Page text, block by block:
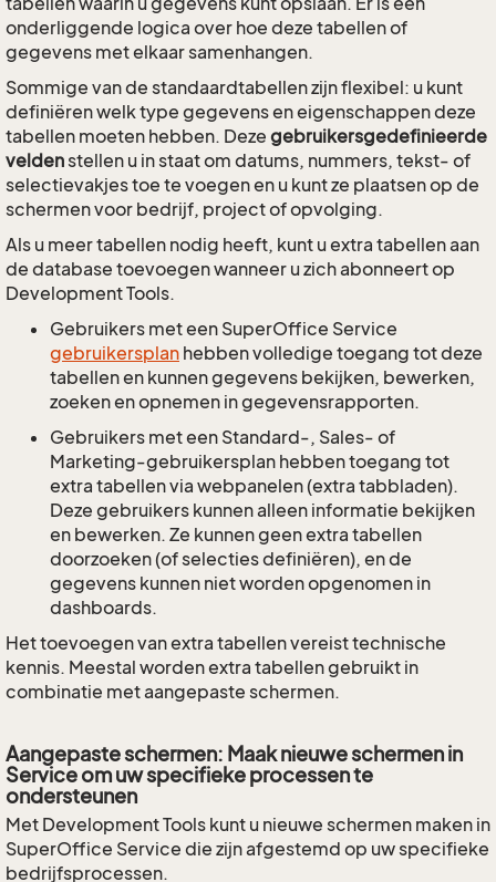
onderliggende logica over hoe deze tabellen of
gegevens met elkaar samenhangen.
Sommige van de standaardtabellen zijn flexibel: u kunt
definiëren welk type gegevens en eigenschappen deze
tabellen moeten hebben. Deze gebruikersgedefinieerde
veldenstellen u in staat om datums, nummers, tekst- of
selectievakjes toe te voegen en u kunt ze plaatsen op de
schermen voor bedrijf, project of opvolging.
Als u meer tabellen nodig heeft, kunt u extra tabellen aan
de database toevoegen wanneer u zich abonneert op
Development Tools.
Gebruikers met een SuperOffice Service
gebruikersplan hebben volledige toegang tot deze
tabellen en kunnen gegevens bekijken, bewerken,
zoeken en opnemen in gegevensrapporten.
Gebruikers met een Standard-, Sales- of
Marketing-gebruikersplan hebben toegang tot
extra tabellen via webpanelen (extra tabbladen).
Deze gebruikers kunnen alleen informatie bekijken
en bewerken. Ze kunnen geen extra tabellen
doorzoeken (of selecties definiëren), en de
gegevens kunnen niet worden opgenomen in
dashboards.
Het toevoegen van extra tabellen vereist technische
kennis. Meestal worden extra tabellen gebruikt in
combinatie met aangepaste schermen.
Aangepaste schermen: Maak nieuwe schermen in
Service om uw specifieke processen te
ondersteunen
Met Development Tools kunt u nieuwe schermen maken in
SuperOffice Service die zijn afgestemd op uw specifieke
bedrijfsprocessen.